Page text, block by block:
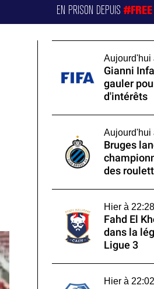
EN PRISON DEPUIS#FREE
Aujourd'hui
Gianni
gauler
d'intérêts
Aujourd'hui
Bruges
des
Hier à 22:28
Fahd El
dans la
Ligue 3
Hier à 22:02